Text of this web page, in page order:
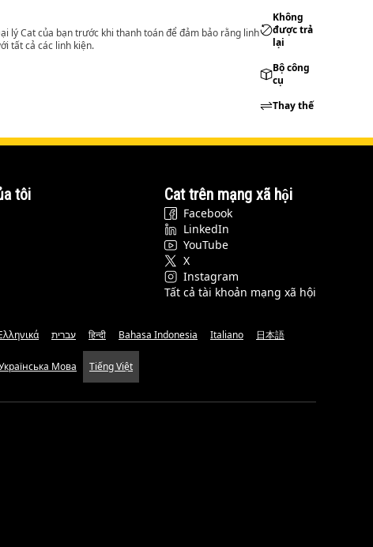
lý Cat của bạn trước khi thanh toán để đảm bảo rằng linh
tất cả các linh kiện.
Không
được trả
lại
Bộ công
cụ
Thay thế
tôi Cat trên mạng xã hội
Facebook
LinkedIn
YouTube
X
Instagram
Tất cả tài khoản mạng xã hội
עברית हिन्दी Bahasa Indonesia Italiano 日本語
Мова Tiếng Việt